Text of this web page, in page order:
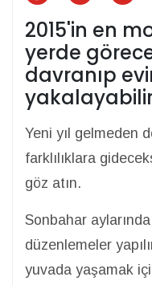
2015'in en
yerde
davranıp
Yeni yıl gelmeden
farklılıklara
göz atın.
Sonbahar
düzenlemeler
yuvada yaşamak